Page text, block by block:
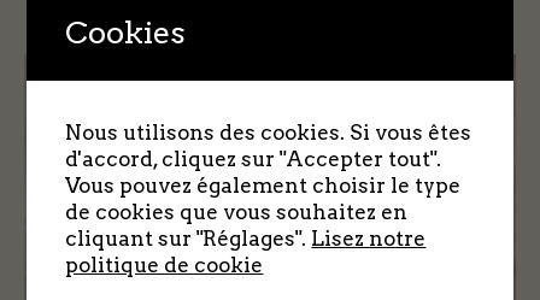
Cookies
Nous utilisons des cookies. Si vous êtes
d'accord, cliquez sur "Accepter tout".
Vous pouvez également choisir le type
de cookies que vous souhaitez en
cliquant sur "Réglages". Lisez notre
politique de cookie